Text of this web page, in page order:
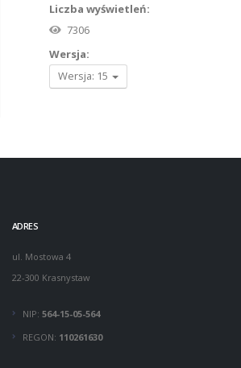
Liczba wyświetleń:
7306
Wersja:
Wersja: 15
ADRES
ul. Mostowa 4
22-300 Krasnystaw
NIP: 564-15-05-564
REGON: 110261630